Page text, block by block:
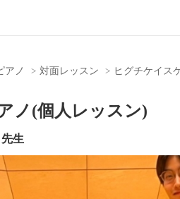
アノ 対面レッスン ヒグチケイス
ノ(個人レッスン)
生